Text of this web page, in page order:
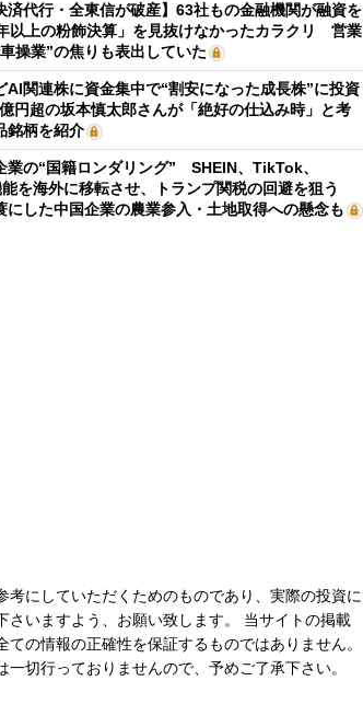
済代行・全東信が破産】63社もの金融機関が融資を
以上の粉飾決算」を見抜けなかったカラクリ 営業
操業”の焦りも表出していた
AI関連株に資金集中で“割安になった成長株”に投資
円超の坂本慎太郎さんが「絶好の仕込み時」と考
銘柄を紹介
業の“国籍ロンダリング” SHEIN、TikTok、
を海外に移転させ、トランプ関税の回避を狙う
にした中国企業の農業参入・土地取得への懸念も
にしていただくためのものであり、実際の投資に
いますよう、お願い致します。 当サイトの掲載
の情報の正確性を保証するものではありません。
切行っておりませんので、予めご了承下さい。